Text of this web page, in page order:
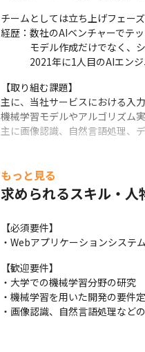
チームとしては立ち上げフェー
経歴：数社のAIベンチャーでテ
モデル作成だけでなく、シス
2021年に1人目のAIエンジニ
【取り組む課題】
主に、当社サービスにおける入
機械学習モデルやアルゴリズム
主に画像認識、自然言語処理、
当社では、AI/機械学習開発チー
り一層進めていくため、開発チ
※研究開発のみと担当するチー
【魅力】
2.AI経験豊富なスペシャリスト
3.機械学習エンジンやモデルを
4.『皆で良いものを作っていく
5.経営者のほとんどがエンジニ
もっと見る
求められるスキル・人
【必須要件】
・Webアプリケーションシステ
【歓迎要件】
・大学での機械学習分野の研究
・機械学習を用いた開発の要件
・画像認識、自然言語処理など